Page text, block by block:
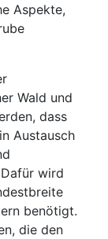
Aspekte,
Wald und
dass
Austausch
wird
benötigt.
die den